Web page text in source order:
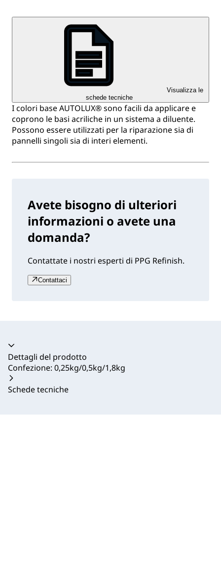
Visualizza le
schede tecniche
I colori base AUTOLUX® sono facili da applicare e
coprono le basi acriliche in un sistema a diluente.
Possono essere utilizzati per la riparazione sia di
pannelli singoli sia di interi elementi.
Avete bisogno di ulteriori
informazioni o avete una
domanda?
Contattate i nostri esperti di PPG Refinish.
Contattaci
Dettagli del prodotto
Confezione: 0,25kg/0,5kg/1,8kg
Schede tecniche